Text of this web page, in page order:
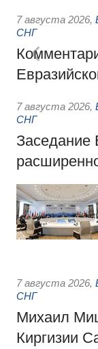
7 августа 2026,
СНГ
7 августа 2026,
СНГ
Заседание
7 августа 2026,
СНГ
Михаил
Киргизии